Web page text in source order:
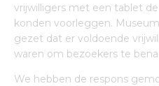
vrijwilligers met een tablet
konden voorleggen.
gezet dat er voldoende
waren om bezoekers te
We hebben de respons